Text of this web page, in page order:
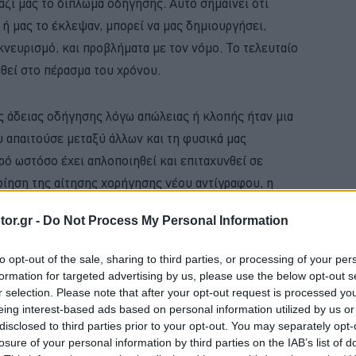
- Do Not Process My Personal Information
opt-out of the sale, sharing to third parties, or processing of your
for targeted advertising by us, please use the below opt-out
selection. Please note that after your opt-out request is processed
interest-based ads based on personal information utilized by us
to third parties prior to your opt-out. You may separately
of your personal information by third parties on the IAB’s list of
μας το έκλεψαν, μπορεί να μας δημιουργήσει,
και προβλήματα με τον νόμο. Το τελευταίο
στο πέρασμα του χρόνου.
άδειας οδήγησης λόγω απώλειας ή κλοπής ήταν μια
απαιτούσε μεταξύ άλλων και τη φυσικά μας
ωστόσο έχει απλοποιηθεί και επιταχυνθεί σε
της αίτησης χορήγησης νέου αντίγραφου, η
BUY NOW
ΕΛΕΓΧΟΣ ΓΙΑ ΤΟ ΑΥΤΟΚΙΝΗΤΟ
ΤΑ ΝΕΑ ΜΟΝΤΕΛΑ ΤΗΣ BMW